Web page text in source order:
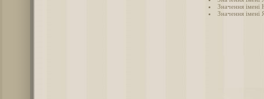
Значення імені
Значення імені